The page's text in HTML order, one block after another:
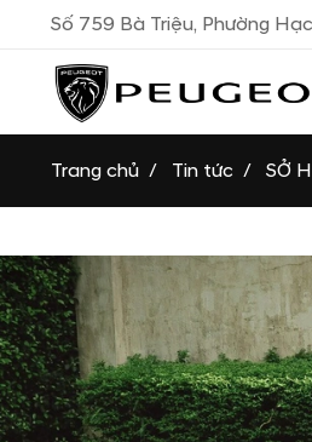
Số 759 Bà Triệu, Phường
Trang chủ Tin tức SỞ